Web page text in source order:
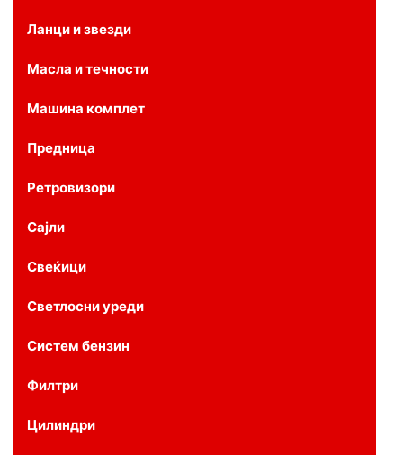
Ланци и звезди
Масла и течности
Машина комплет
Предница
Ретровизори
Сајли
Свеќици
Светлосни уреди
Систем бензин
Филтри
Цилиндри